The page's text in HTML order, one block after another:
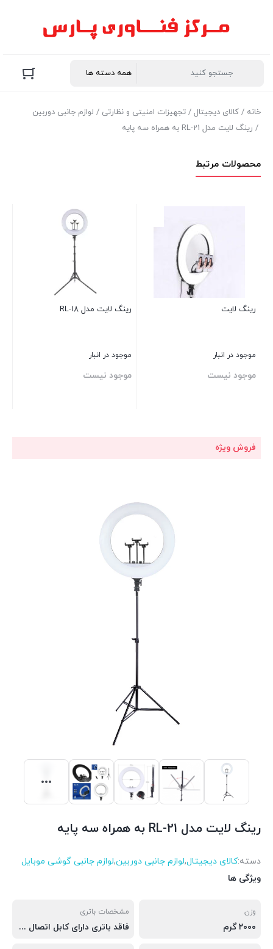
خانه / کالای دیجیتال / تجهیزات امنیتی و نظارتی / لوازم جانبی دوربین
/ رینگ لایت مدل RL-21 به همراه سه پایه
محصولات مرتبط
رینگ لایت
موجود در انبار
موجود نیست
رینگ لایت مدل RL-18
موجود در انبار
موجود نیست
فروش ویژه
رینگ لایت مدل RL-21 به همراه سه پایه
دسته:کالای دیجیتال,لوازم جانبی دوربین,لوازم جانبی گوشی موبایل
ویژگی ها
وزن
۲۰۰۰ گرم
مشخصات باتری
فاقد باتری دارای کابل اتصال به برق شهری